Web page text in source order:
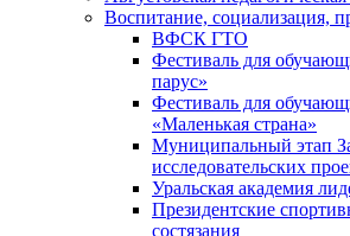
Воспитание, социализация,
ВФСК ГТО
Фестиваль для
парус»
Фестиваль для
«Маленькая страна»
Муниципальный этап
исследовательских
Уральская академия
Президентские
состязания